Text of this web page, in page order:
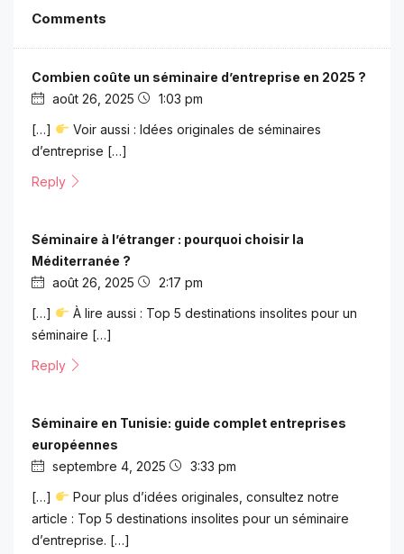
Comments
Combien coûte un séminaire d’entreprise en 2025 ?
août 26, 2025
1:03 pm
[…]
Voir aussi : Idées originales de séminaires
d’entreprise […]
Reply
Séminaire à l’étranger : pourquoi choisir la
Méditerranée ?
août 26, 2025
2:17 pm
[…]
À lire aussi : Top 5 destinations insolites pour un
séminaire […]
Reply
Séminaire en Tunisie: guide complet entreprises
européennes
septembre 4, 2025
3:33 pm
[…]
Pour plus d’idées originales, consultez notre
article : Top 5 destinations insolites pour un séminaire
d’entreprise. […]